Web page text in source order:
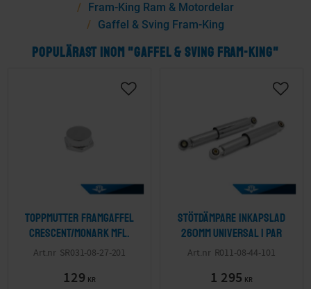
Fram-King Ram & Motordelar
Gaffel & Sving Fram-King
POPULÄRAST INOM "GAFFEL & SVING FRAM-KING"
Toppmutter framgaffel
Crescent/Monark mfl.
SR031-08-27-201
129 KR
Stötdämpare inkapslad
260mm Universal 1 par
R011-08-44-101
1 295 KR